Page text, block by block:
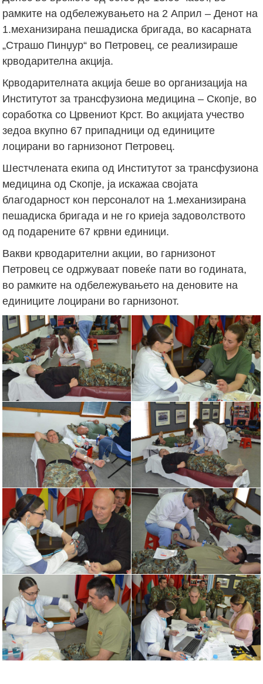
рамките на одбележувањето на 2 Април – Денот на
1.механизирана пешадиска бригада, во касарната
„Страшо Пинџур“ во Петровец, се реализираше
крводарителна акција.
Крводарителната акција беше во организација на
Институтот за трансфузиона медицина – Скопје, во
соработка со Црвениот Крст. Во акцијата учество
зедоа вкупно 67 припадници од единиците
лоцирани во гарнизонот Петровец.
Шестчлената екипа од Институтот за трансфузиона
медицина од Скопје, ја искажаа својата
благодарност кон персоналот на 1.механизирана
пешадиска бригада и не го криеја задоволството
од подарените 67 крвни единици.
Вакви крводарителни акции, во гарнизонот
Петровец се одржуваат повеќе пати во годината,
во рамките на одбележувањето на деновите на
единиците лоцирани во гарнизонот.